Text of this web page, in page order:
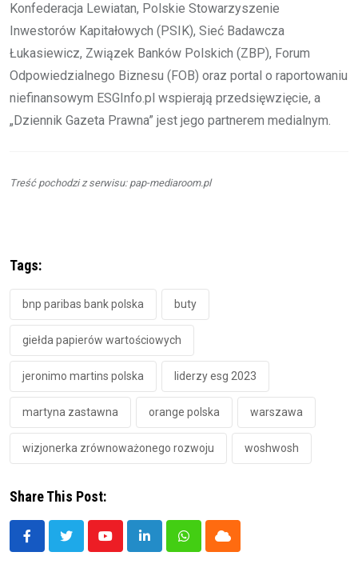
Konfederacja Lewiatan, Polskie Stowarzyszenie
Inwestorów Kapitałowych (PSIK), Sieć Badawcza
Łukasiewicz, Związek Banków Polskich (ZBP), Forum
Odpowiedzialnego Biznesu (FOB) oraz portal o raportowaniu
niefinansowym ESGInfo.pl wspierają przedsięwzięcie, a
„Dziennik Gazeta Prawna” jest jego partnerem medialnym.
Treść pochodzi z serwisu: pap-mediaroom.pl
Tags:
bnp paribas bank polska buty
giełda papierów wartościowych
jeronimo martins polska liderzy esg 2023
martyna zastawna orange polska warszawa
wizjonerka zrównoważonego rozwoju woshwosh
Share This Post:
YoutubeLinkedInWhatsappCloud